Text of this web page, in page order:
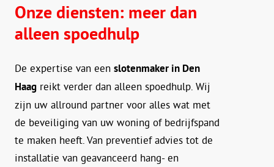
Onze diensten: meer dan
alleen spoedhulp
De expertise van een slotenmaker in Den
Haag reikt verder dan alleen spoedhulp. Wij
zijn uw allround partner voor alles wat met
de beveiliging van uw woning of bedrijfspand
te maken heeft. Van preventief advies tot de
installatie van geavanceerd hang- en